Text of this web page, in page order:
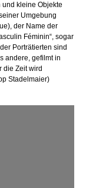
und kleine Objekte
Umgebung
der Name der
Féminin“, sogar
Porträtierten sind
andere, gefilmt in
die Zeit wird
Stadelmaier)